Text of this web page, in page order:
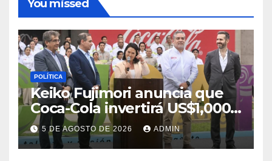
You missed
POLÍTICA
Keiko Fujimori anuncia que
Coca-Cola invertirá US$1,000
millones en 5 años
5 DE AGOSTO DE 2026 ADMIN